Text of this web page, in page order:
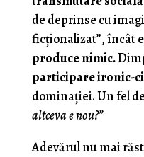
de deprinse cu
ficționalizat”, încât
produce nimic.
participare ironic-
dominației. Un fel de
altceva e nou?”
Adevărul nu mai